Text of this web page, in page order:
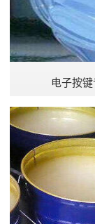
电子按